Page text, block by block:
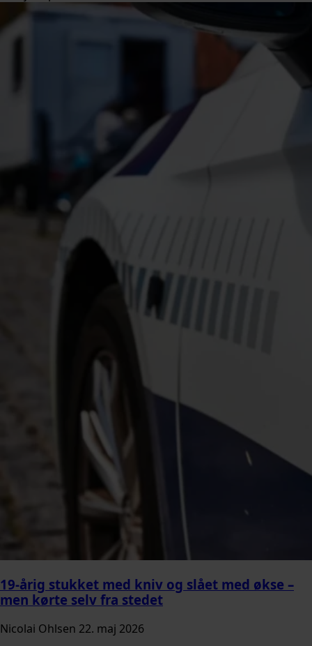
19-årig stukket med kniv og slået med økse –
men kørte selv fra stedet
Nicolai Ohlsen 22. maj 2026